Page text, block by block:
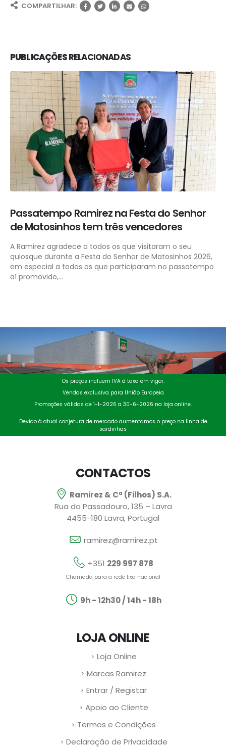
COMPARTILHAR:
PUBLICAÇÕESRELACIONADAS
Passatempo Ramirez na Festa do Senhor
de Matosinhos tem três vencedores
A Ramirez agradece a todos os que visitaram o seu
quiosque durante a Festa do Senhor de Matosinhos 2026,
em especial a todos os que participaram no passatempo
aí promovido,...
Os preços incluem IVA à taxa em vigor.
Vendas exclusiva para União Europeia
Promoções válidas de 1-1-2026 a 30-6-2026 na loja online.
Devido à atual conjetura de mercado aumentamos o preço na linha de
sardinhas
CONTACTOS
Ramirez & Cª (Filhos) S.A.
Rua do Passadouro, 135 – Lavra
4455-180 Lavra, Portugal
ramirez@ramirez.pt
+351 229 997 878
Chamada para a rede fixa nacional
9h - 12h30 / 14h - 18h
LOJA ONLINE
Loja Online
Marcas Ramirez
Entrar / Registar
Apoio ao Cliente
Termos e Condições
Declaração de Privacidade